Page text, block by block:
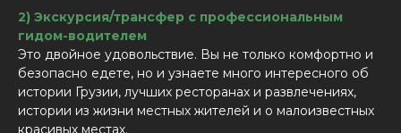
2) Экскурсия/трансфер с профессиональным
гидом-водителем
Это двойное удовольствие. Вы не только комфортно и
безопасно едете, но и узнаете много интересного об
истории Грузии, лучших ресторанах и развлечениях,
истории из жизни местных жителей и о малоизвестных
красивых местах.